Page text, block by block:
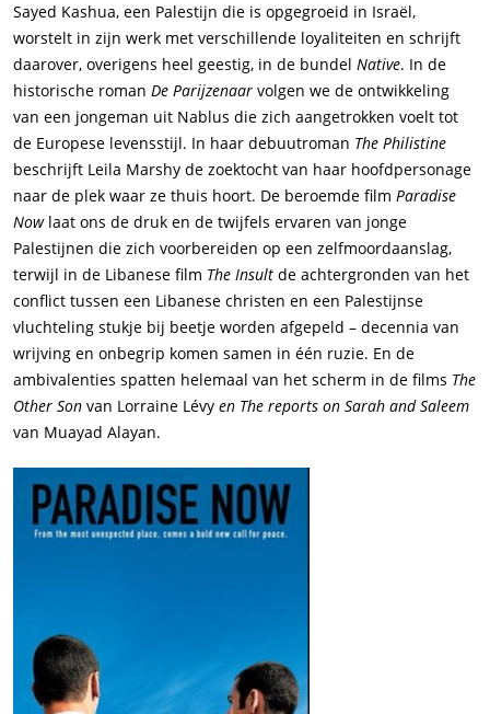
Sayed Kashua, een Palestijn die is opgegroeid in Israël,
worstelt in zijn werk met verschillende loyaliteiten en schrijft
daarover, overigens heel geestig, in de bundel Native. In de
historische roman De Parijzenaar volgen we de ontwikkeling
van een jongeman uit Nablus die zich aangetrokken voelt tot
de Europese levensstijl. In haar debuutroman The Philistine
beschrijft Leila Marshy de zoektocht van haar hoofdpersonage
naar de plek waar ze thuis hoort. De beroemde film Paradise
Nowlaat ons de druk en de twijfels ervaren van jonge
Palestijnen die zich voorbereiden op een zelfmoordaanslag,
terwijl in de Libanese film The Insult de achtergronden van het
conflict tussen een Libanese christen en een Palestijnse
vluchteling stukje bij beetje worden afgepeld – decennia van
wrijving en onbegrip komen samen in één ruzie. En de
ambivalenties spatten helemaal van het scherm in de films The
Other Son van Lorraine Lévy en The reports on Sarah and Saleem
van Muayad Alayan.